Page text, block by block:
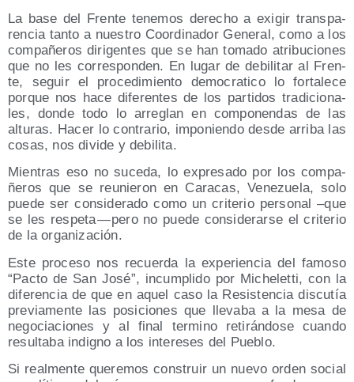
La base del Fren­te tene­mos dere­cho a exi­gir trans­pa­
ren­cia tan­to a nues­tro Coor­di­na­dor Gene­ral, como a los
com­pa­ñe­ros diri­gen­tes que se han toma­do atri­bu­cio­nes
que no les corres­pon­den. En lugar de debi­li­tar al Fren­
te, seguir el pro­ce­di­mien­to demo­cra­ti­co lo for­ta­le­ce
por­que nos hace dife­ren­tes de los par­ti­dos tra­di­cio­na­
les, don­de todo lo arre­glan en com­po­nen­das de las
altu­ras. Hacer lo con­tra­rio, impo­nien­do des­de arri­ba las
cosas, nos divi­de y debilita.
Mien­tras eso no suce­da, lo expre­sa­do por los com­pa­
ñe­ros que se reu­nie­ron en Cara­cas, Vene­zue­la, solo
pue­de ser con­si­de­ra­do como un cri­te­rio per­so­nal –que
se les res­pe­ta — pero no pue­de con­si­de­rar­se el cri­te­rio
de la organización.
Este pro­ce­so nos recuer­da la expe­rien­cia del famo­so
“Pac­to de San José”, incum­pli­do por Miche­let­ti, con la
dife­ren­cia de que en aquel caso la Resis­ten­cia dis­cu­tía
pre­via­men­te las posi­cio­nes que lle­va­ba a la mesa de
nego­cia­cio­nes y al final ter­mino reti­rán­do­se cuan­do
resul­ta­ba indigno a los intere­ses del Pueblo.
Si real­men­te que­re­mos cons­truir un nue­vo orden social